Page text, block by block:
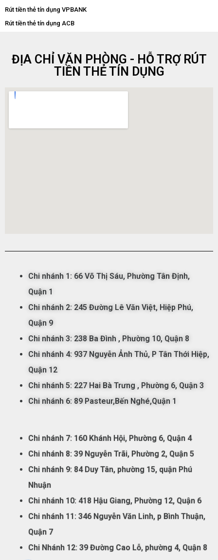
Rút tiền thẻ tín dụng VPBANK
Rút tiền thẻ tín dụng ACB
ĐỊA CHỈ VĂN PHÒNG - HỖ TRỢ RÚT
TIỀN THẺ TÍN DỤNG
Chi nhánh 1: 66 Võ Thị Sáu, Phường Tân Định,
Quận 1
Chi nhánh 2: 245 Đường Lê Văn Việt, Hiệp Phú,
Quận 9
Chi nhánh 3: 238 Ba Đình , Phường 10, Quận 8
Chi nhánh 4: 937 Nguyễn Ảnh Thủ, P Tân Thới Hiệp,
Quận 12
Chi nhánh 5: 227 Hai Bà Trưng , Phường 6, Quận 3
Chi nhánh 6: 89 Pasteur,Bến Nghé,Quận 1
Chi nhánh 7: 160 Khánh Hội, Phường 6, Quận 4
Chi nhánh 8: 39 Nguyễn Trãi, Phường 2, Quận 5
Chi nhánh 9: 84 Duy Tân, phường 15, quận Phú
Nhuận
Chi nhánh 10: 418 Hậu Giang, Phường 12, Quận 6
Chi nhánh 11: 346 Nguyễn Văn Linh, p Bình Thuận,
Quận 7
Chi Nhánh 12: 39 Đường Cao Lỗ, phường 4, Quận 8